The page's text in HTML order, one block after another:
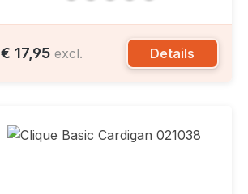
€ 17,95 excl. Details